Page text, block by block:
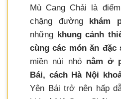
Mù Cang Chải là
chặng đường
khám
những khung cảnh
cùng các món ăn đặc
miền núi nhỏ nằm ở
Bái, cách Hà Nội
Yên Bái trở nên hấp